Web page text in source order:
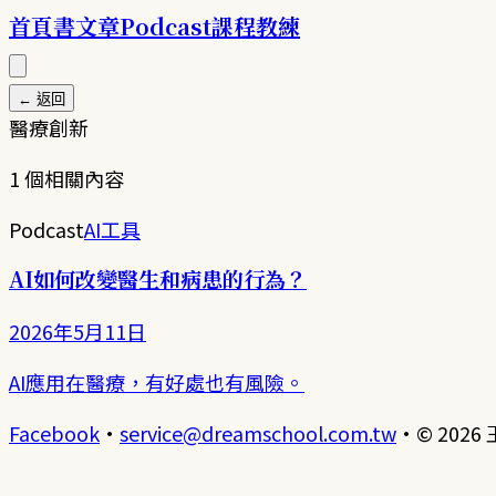
首頁書文章Podcast課程教練
← 返回
醫療創新
1個相關內容
PodcastAI工具
AI如何改變醫生和病患的行為？
2026年5月11日
AI應用在醫療，有好處也有風險。
Facebook · service@dreamschool.com.tw · © 2026